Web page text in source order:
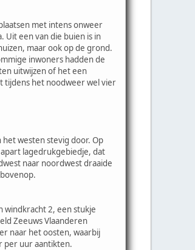
met intens onweer
Uit een van die buien is in
maar ook op de grond.
inwoners hadden de
uitwijzen of het een
tijdens het noodweer wel vier
westen stevig door. Op
lagedrukgebiedje, dat
naar noordwest draaide
windkracht 2, een stukje
Zeeuws Vlaanderen
naar het oosten, waarbij
per uur aantikten.